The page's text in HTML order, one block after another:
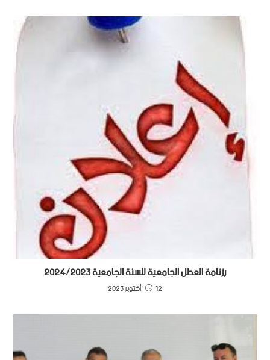
رزنامة العطل الجامعية للسنة الجامعية 2024/2023
12 أكتوبر 2023